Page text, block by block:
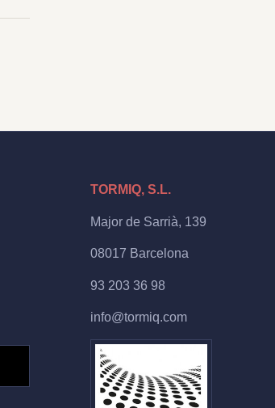
TORMIQ, S.L.
Major de Sarrià, 139
08017 Barcelona
93 203 36 98
info@tormiq.com